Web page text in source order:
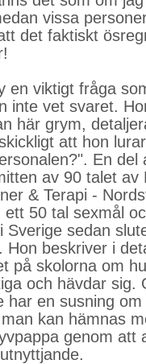
vissa
det faktiskt
en viktigt fråga
inte vet svaret.
här grym,
att hon
En del
av 90 talet av
& Terapi -
50 tal sexmål
Sverige sedan
Hon beskriver i
på skolorna om
och hävdar sig.
har en susning om
kan hämnas
genom att